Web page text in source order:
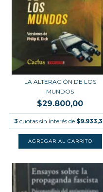
LA ALTERACIÓN DE LOS
MUNDOS
$29.800,00
3 cuotas sin interés de